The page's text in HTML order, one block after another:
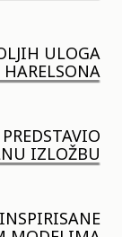
ULOGA
IZLOŽBU